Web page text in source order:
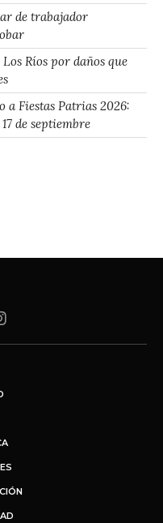
de trabajador
Ríos por daños que
Fiestas Patrias 2026:
de septiembre